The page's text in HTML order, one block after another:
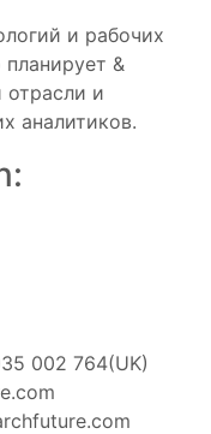
и рабочих
планирует &
отрасли и
аналитиков.
002 764(UK)